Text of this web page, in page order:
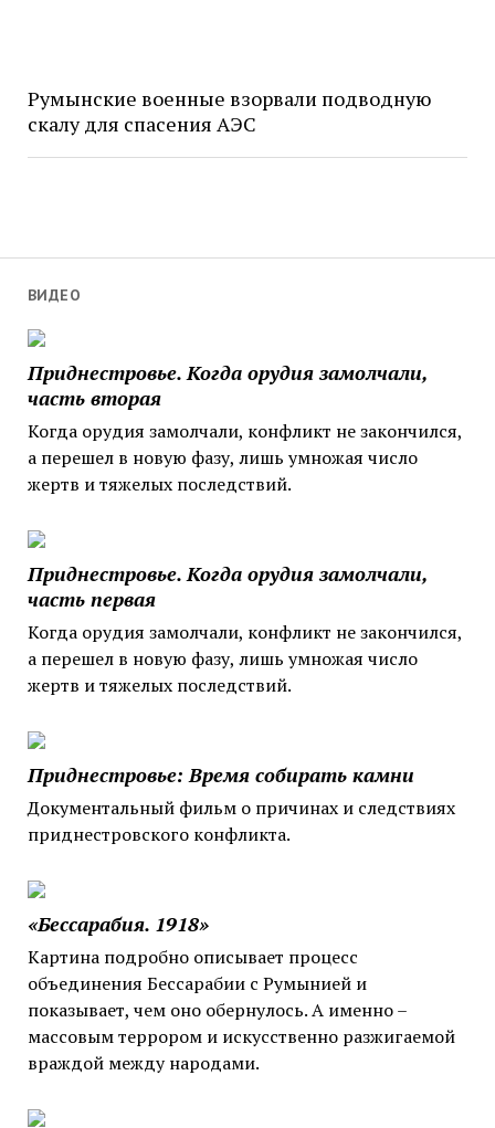
ВИДЕО
Приднестровье. Когда орудия замолчали,
часть вторая
Когда орудия замолчали, конфликт не закончился,
а перешел в новую фазу, лишь умножая число
жертв и тяжелых последствий.
Приднестровье. Когда орудия замолчали,
часть первая
Когда орудия замолчали, конфликт не закончился,
а перешел в новую фазу, лишь умножая число
жертв и тяжелых последствий.
Приднестровье: Время собирать камни
Документальный фильм о причинах и следствиях
приднестровского конфликта.
«Бессарабия. 1918»
Картина подробно описывает процесс
объединения Бессарабии с Румынией и
показывает, чем оно обернулось. А именно –
массовым террором и искусственно разжигаемой
враждой между народами.
Румынские военные взорвали подводную
скалу для спасения АЭС